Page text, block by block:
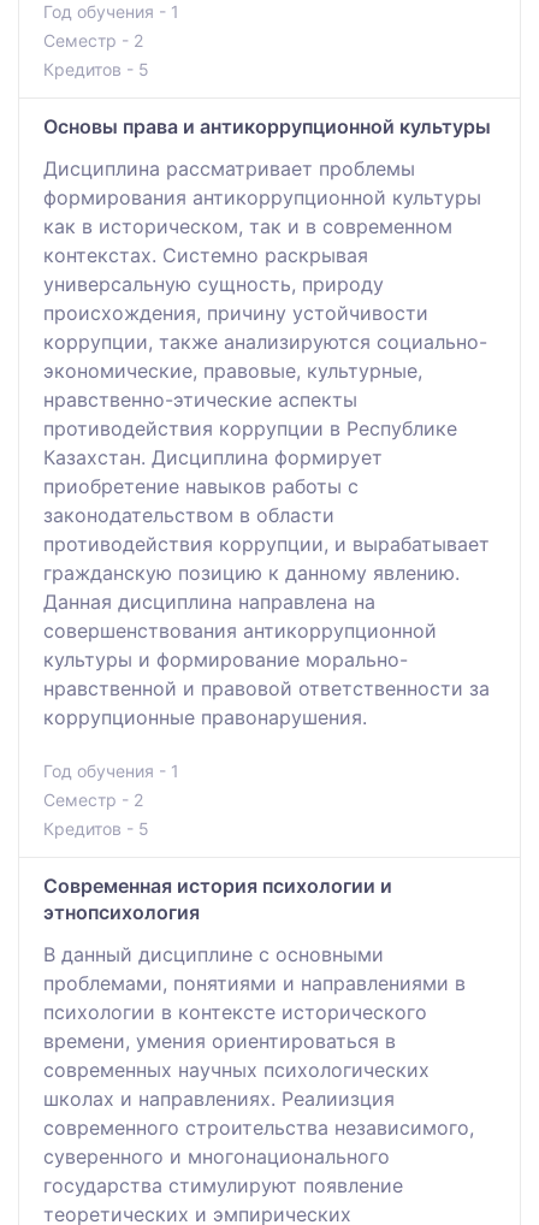
Год обучения - 1
Семестр - 2
Кредитов - 5
Основы права и антикоррупционной культуры
Дисциплина рассматривает проблемы
формирования антикоррупционной культуры
как в историческом, так и в современном
контекстах. Системно раскрывая
универсальную сущность, природу
происхождения, причину устойчивости
коррупции, также анализируются социально-
экономические, правовые, культурные,
нравственно-этические аспекты
противодействия коррупции в Республике
Казахстан. Дисциплина формирует
приобретение навыков работы с
законодательством в области
противодействия коррупции, и вырабатывает
гражданскую позицию к данному явлению.
Данная дисциплина направлена на
совершенствования антикоррупционной
культуры и формирование морально-
нравственной и правовой ответственности за
коррупционные правонарушения.
Год обучения - 1
Семестр - 2
Кредитов - 5
Современная история психологии и
этнопсихология
В данный дисциплине с основными
проблемами, понятиями и направлениями в
психологии в контексте исторического
времени, умения ориентироваться в
современных научных психологических
школах и направлениях. Реалиизция
современного строительства независимого,
суверенного и многонационального
государства стимулируют появление
теоретических и эмпирических